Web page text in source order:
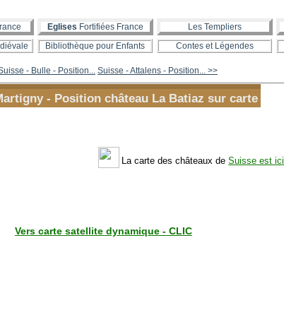
Eglises Fortifiées France Les Templiers
Bibliothèque pour Enfants Contes et Légendes
- Bulle - Position... Suisse - Attalens - Position... >>
- Position château La Batiaz sur carte
La carte des châteaux deSuisse est ici
Vers carte satellite dynamique - CLIC